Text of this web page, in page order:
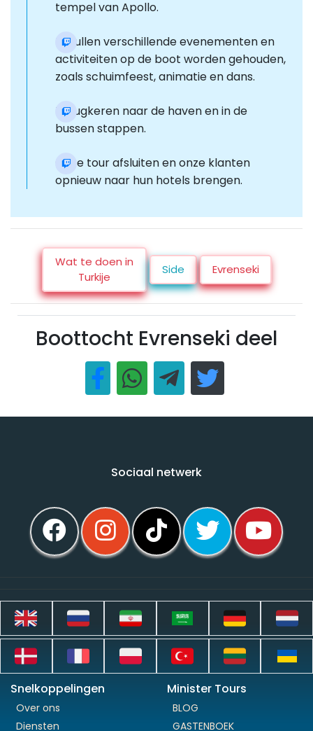
tempel van Apollo.
Er zullen verschillende evenementen en
activiteiten op de boot worden gehouden,
zoals schuimfeest, animatie en dans.
Terugkeren naar de haven en in de
bussen stappen.
Onze tour afsluiten en onze klanten
opnieuw naar hun hotels brengen.
Wat te doen in
Turkije
Side Evrenseki
Boottocht Evrenseki deel
Sociaal netwerk
Snelkoppelingen
Over ons
Diensten
Minister Tours
BLOG
GASTENBOEK